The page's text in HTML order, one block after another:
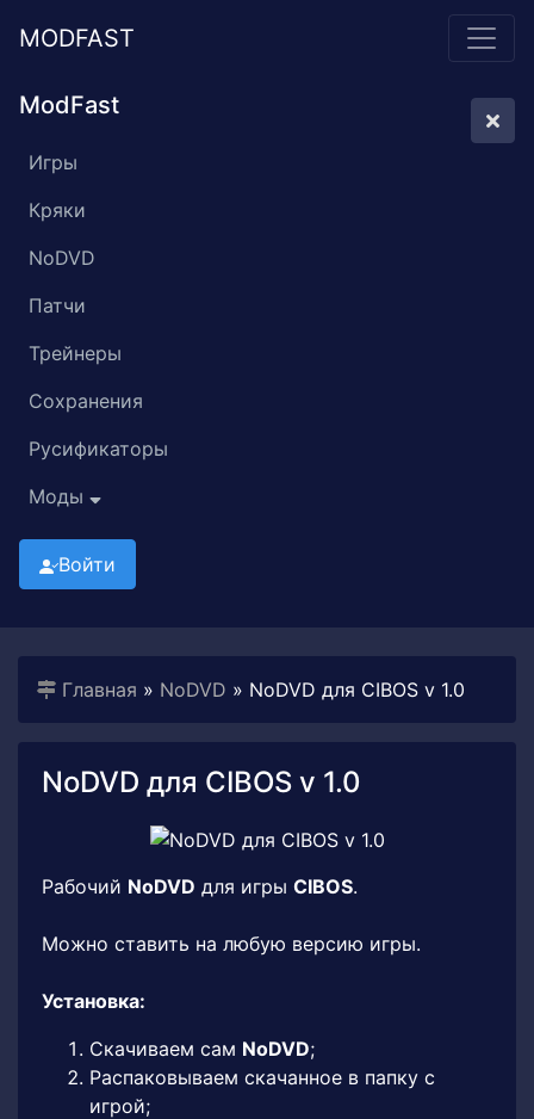
MODFAST
ModFast
Игры
Кряки
NoDVD
Патчи
Трейнеры
Сохранения
Русификаторы
Моды
Войти
Главная » NoDVD » NoDVD для CIBOS v 1.0
NoDVD для CIBOS v 1.0
Рабочий NoDVD для игры CIBOS.
Можно ставить на любую версию игры.
Установка:
Скачиваем сам NoDVD;
Распаковываем скачанное в папку с
игрой;